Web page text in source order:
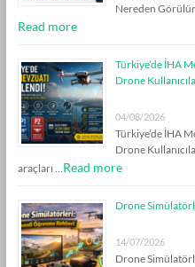
Nereden
Read more
Türkiye’de İHA
Drone
04/08/2026
Türkiye’de İHA
Drone
araçları … Read more
Drone
14/07/2026
Drone